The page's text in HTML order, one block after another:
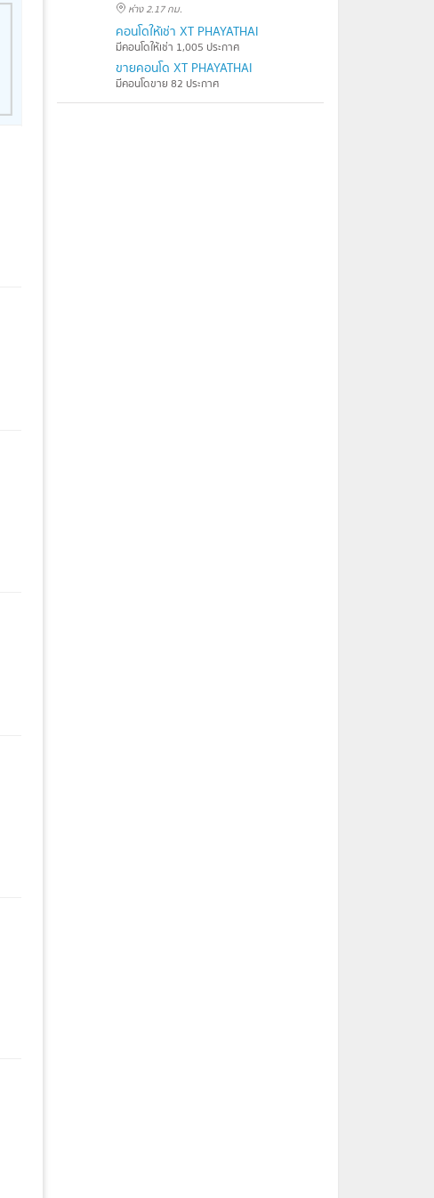
ห่าง 2.17 กม.
คอนโดให้เช่า XT PHAYATHAI
มีคอนโดให้เช่า 1,005 ประกาศ
ขายคอนโด XT PHAYATHAI
มีคอนโดขาย 82 ประกาศ